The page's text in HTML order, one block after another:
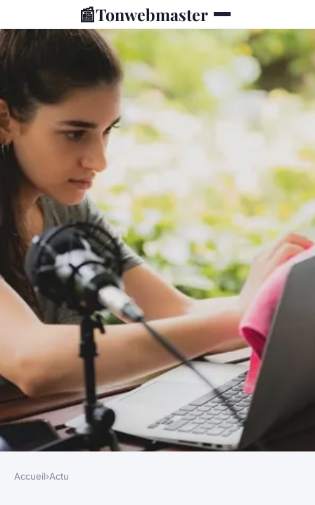
📰Tonwebmaster
Accueil›Actu